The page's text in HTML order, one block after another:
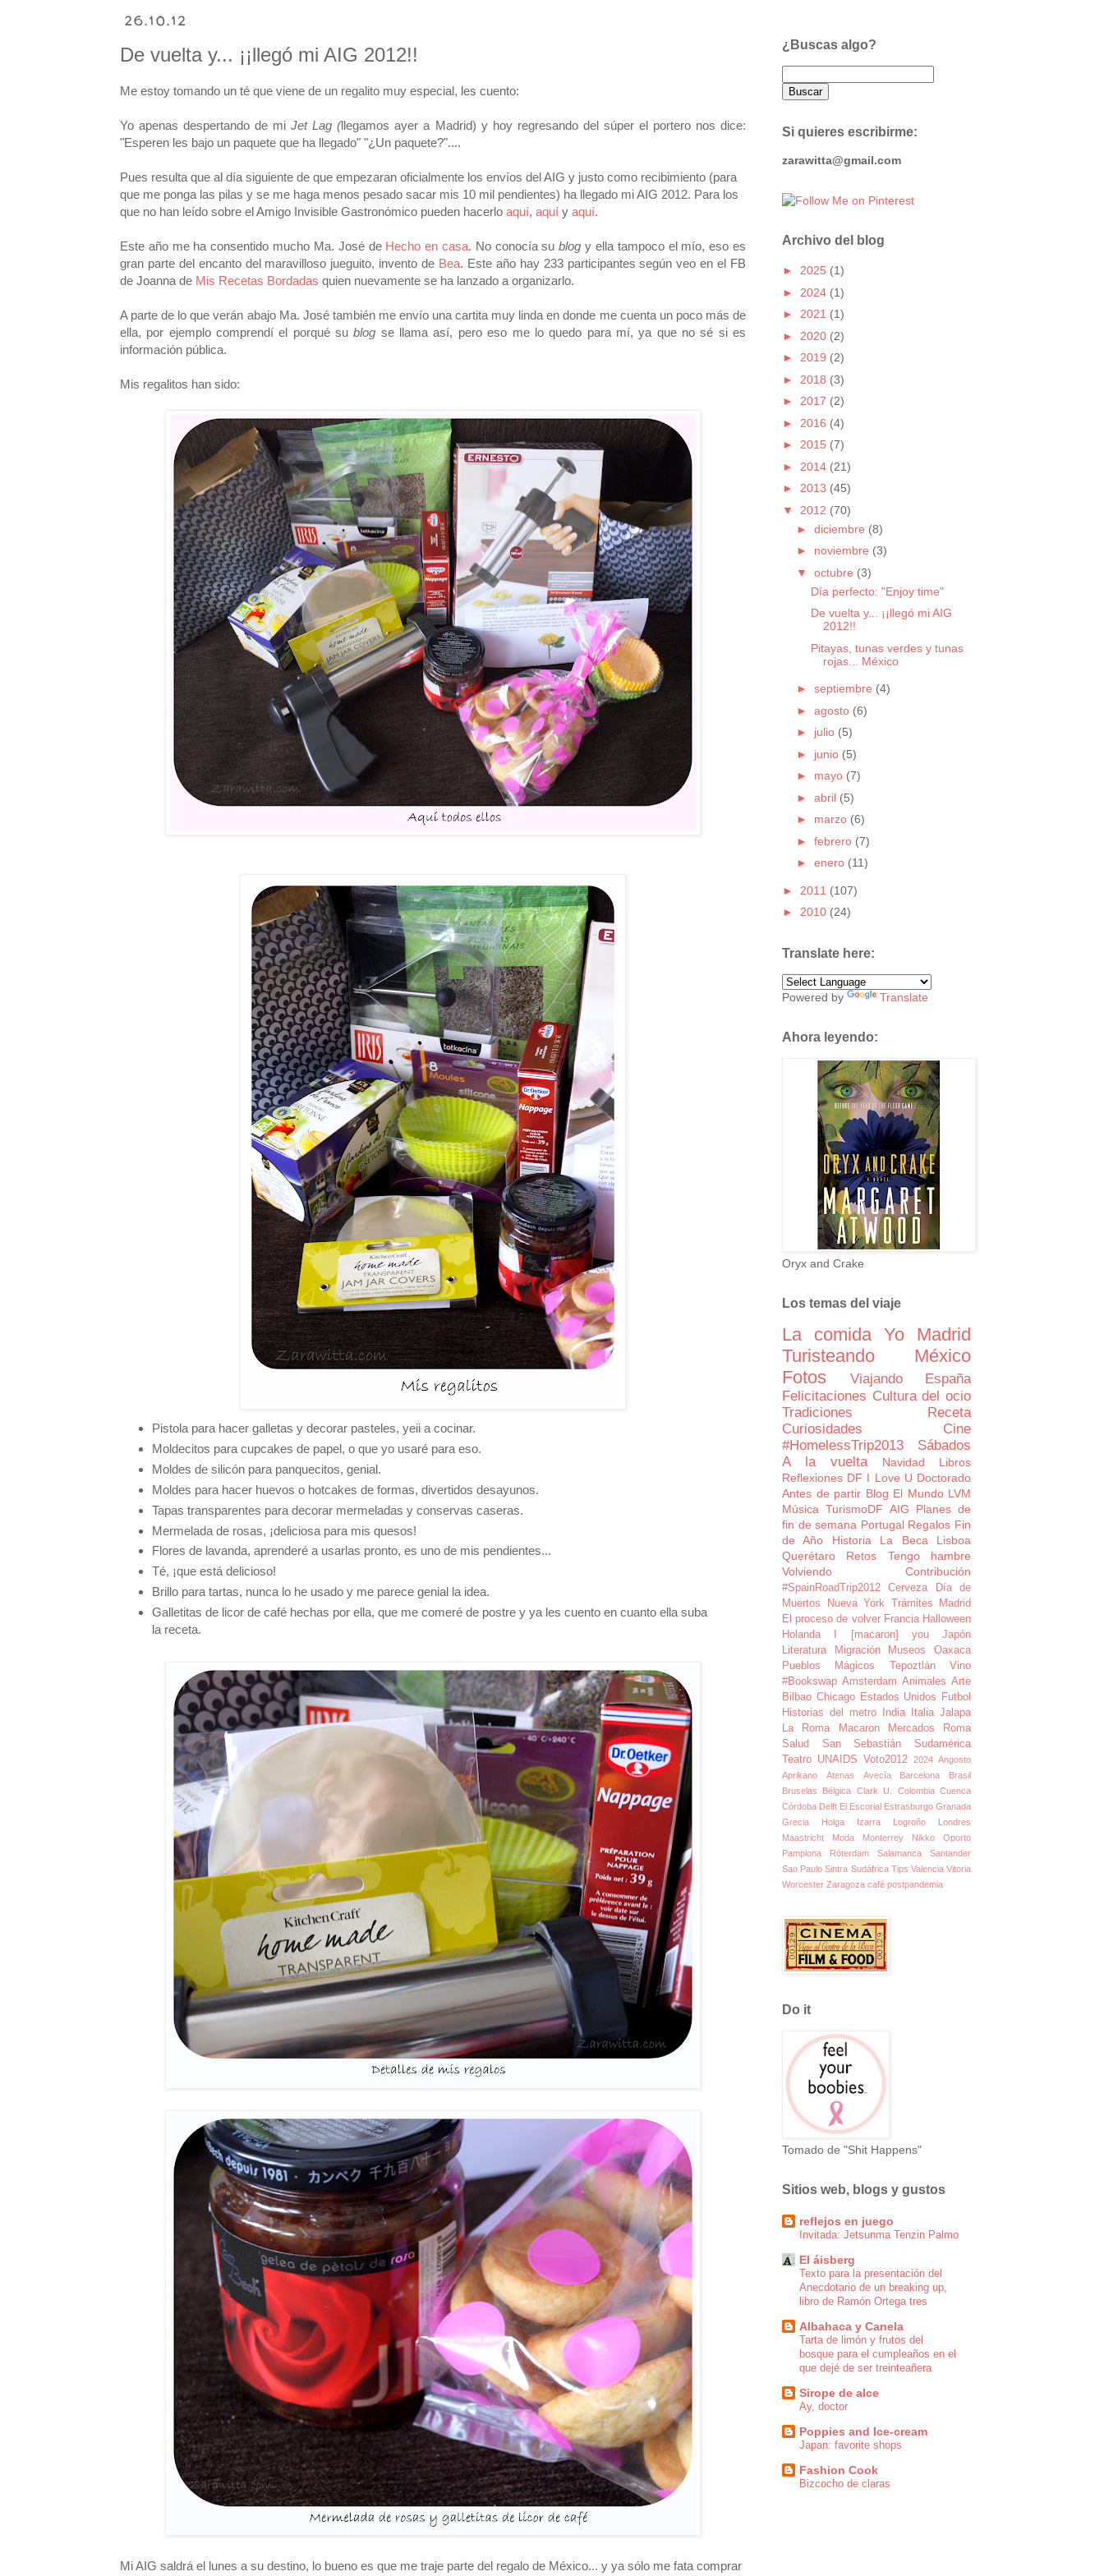
26.10.12
De vuelta y... ¡¡llegó mi AIG 2012!!
Me estoy tomando un té que viene de un regalito muy especial, les cuento:
Yo apenas despertando de miJet Lag (llegamos ayer a Madrid) y hoy regresando del súper el portero nos dice:
"Esperen les bajo un paquete que ha llegado" "¿Un paquete?"....
Pues resulta que al día siguiente de que empezaran oficialmente los envíos del AIG y justo como recibimiento (para
que me ponga las pilas y se me haga menos pesado sacar mis 10 mil pendientes) ha llegado mi AIG 2012. Para los
que no han leído sobre el Amigo Invisible Gastronómico pueden hacerlo aquí, aquí y aquí.
Este año me ha consentido mucho Ma. José de Hecho en casa. No conocía sublog y ella tampoco el mío, eso es
gran parte del encanto del maravilloso jueguito, invento de Bea. Este año hay 233 participantes según veo en el FB
de Joanna de Mis Recetas Bordadas quien nuevamente se ha lanzado a organizarlo.
A parte de lo que verán abajo Ma. José también me envío una cartita muy linda en donde me cuenta un poco más de
ella, por ejemplo comprendí el porqué sublog se llama así, pero eso me lo quedo para mí, ya que no sé si es
información pública.
Mis regalitos han sido:
Pistola para hacer galletas y decorar pasteles, yeii a cocinar.
Moldecitos para cupcakes de papel, o que yo usaré para eso.
Moldes de silicón para panquecitos, genial.
Moldes para hacer huevos o hotcakes de formas, divertidos desayunos.
Tapas transparentes para decorar mermeladas y conservas caseras.
Mermelada de rosas, ¡deliciosa para mis quesos!
Flores de lavanda, aprenderé a usarlas pronto, es uno de mis pendientes...
Té, ¡que está delicioso!
Brillo para tartas, nunca lo he usado y me parece genial la idea.
Galletitas de licor de café hechas por ella, que me comeré de postre y ya les cuento en cuanto ella suba
la receta.
Mi AIG saldrá el lunes a su destino, lo bueno es que me traje parte del regalo de México... y ya sólo me fata comprar
¿Buscas algo?
Si quieres escribirme:
zarawitta@gmail.com
Archivo del blog
► 2025 (1)
► 2024 (1)
► 2021 (1)
► 2020 (2)
► 2019 (2)
► 2018 (3)
► 2017 (2)
► 2016 (4)
► 2015 (7)
► 2014 (21)
► 2013 (45)
▼ 2012 (70)
► diciembre (8)
► noviembre (3)
▼ octubre (3)
Día perfecto: "Enjoy time"
De vuelta y... ¡¡llegó mi AIG
2012!!
Pitayas, tunas verdes y tunas
rojas... México
► septiembre (4)
► agosto (6)
► julio (5)
► junio (5)
► mayo (7)
► abril (5)
► marzo (6)
► febrero (7)
► enero (11)
► 2011 (107)
► 2010 (24)
Translate here:
Powered by Translate
Ahora leyendo:
Oryx and Crake
Los temas del viaje
La comida Yo
Madrid
Turisteando
México
Fotos
Viajando
España
Felicitaciones Cultura del ocio
Tradiciones
Receta
Curiosidades
Cine
#HomelessTrip2013
Sábados
A la vuelta
Navidad
Libros
Reflexiones DF I Love U Doctorado
Antes de partir Blog El Mundo LVM
Música TurismoDF AIG
Planes de
fin de semana Portugal Regalos Fin
de Año
Historia La Beca
Lisboa
Querétaro
Retos
Tengo hambre
Volviendo
Contribución
#SpainRoadTrip2012 Cerveza
Día de
Muertos
Nueva York
Trámites Madrid
El proceso de volver Francia Halloween
Holanda
I [macaron] you
Japón
Literatura
Migración Museos
Oaxaca
Pueblos Mágicos
Tepoztlán
Vino
#Bookswap Amsterdam Animales Arte
Bilbao Chicago Estados Unidos
Futbol
Historias del metro
India Italia Jalapa
La Roma
Macaron Mercados
Roma
Salud
San Sebastián
Sudamérica
Teatro UNAIDS Voto2012 2024 Angosto
Aprikano
Atenas Avecía Barcelona
Brasil
Bruselas
Bélgica Clark U. Colombia Cuenca
Córdoba Delft El Escorial Estrasburgo Granada
Grecia
Holga Izarra Logroño
Londres
Maastricht
Moda Monterrey Nikko
Oporto
Pamplona
Róterdam Salamanca
Santander
Sao Paulo Sintra Sudáfrica Tips Valencia Vitoria
Worcester Zaragoza café postpandemia
Do it
Tomado de "Shit Happens"
Sitios web, blogs y gustos
reflejos en juego
Invitada: Jetsunma Tenzin Palmo
El áisberg
Texto para la presentación del
Anecdotario de un breaking up,
libro de Ramón Ortega tres
Albahaca y Canela
Tarta de limón y frutos del
bosque para el cumpleaños en el
que dejé de ser treinteañera
Sirope de alce
Ay, doctor
Poppies and Ice-cream
Japan: favorite shops
Fashion Cook
Bizcocho de claras